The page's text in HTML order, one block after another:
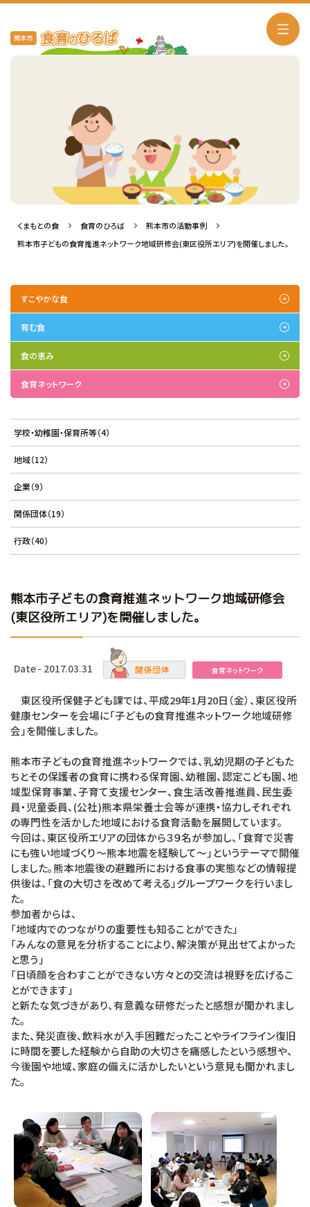
くまもとの食 食育のひろば
熊本市の活動事例
熊本市子どもの食育推進ネットワーク地域研修会(東区役所エリア)を開催しました。
すこやかな食
育む食
食の恵み
食育ネットワーク
学校・幼稚園・保育所等（4）
地域（12）
企業（9）
関係団体（19）
行政（40）
熊本市子どもの食育推進ネットワーク地域研修会
(東区役所エリア)を開催しました。
Date - 2017.03.31 食育ネットワーク
東区役所保健子ども課では、平成29年1月20日（金）、東区役所
健康センターを会場に「子どもの食育推進ネットワーク地域研修
会」を開催しました。
熊本市子どもの食育推進ネットワークでは、乳幼児期の子どもた
ちとその保護者の食育に携わる保育園、幼稚園、認定こども園、地
域型保育事業、子育て支援センター、食生活改善推進員、民生委
員・児童委員、(公社)熊本県栄養士会等が連携・協力しそれぞれ
の専門性を活かした地域における食育活動を展開しています。
今回は、東区役所エリアの団体から３９名が参加し、「食育で災害
にも強い地域づくり〜熊本地震を経験して〜」というテーマで開催
しました。熊本地震後の避難所における食事の実態などの情報提
供後は、「食の大切さを改めて考える」グループワークを行いまし
た。
参加者からは、
「地域内でのつながりの重要性も知ることができた」
「みんなの意見を分析することにより、解決策が見出せてよかった
と思う」
「日頃顔を合わすことができない方々との交流は視野を広げるこ
とができます」
と新たな気づきがあり、有意義な研修だったと感想が聞かれまし
た。
また、発災直後、飲料水が入手困難だったことやライフライン復旧
に時間を要した経験から自助の大切さを痛感したという感想や、
今後園や地域、家庭の備えに活かしたいという意見も聞かれまし
た。